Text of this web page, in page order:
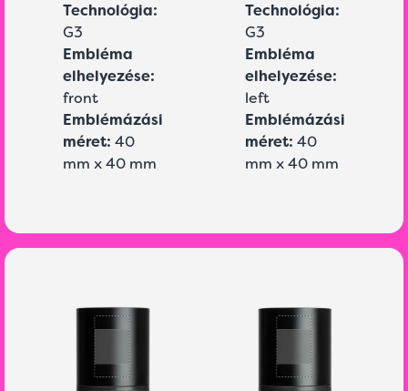
Technológia:
G3
Embléma
elhelyezése:
front
Emblémázási
méret: 40
mm x 40 mm
Technológia:
G3
Embléma
elhelyezése:
left
Emblémázási
méret: 40
mm x 40 mm